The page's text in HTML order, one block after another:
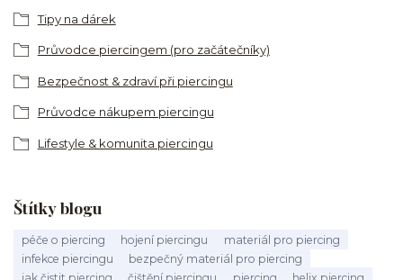
Tipy na dárek
Průvodce piercingem (pro začátečníky)
Bezpečnost & zdraví při piercingu
Průvodce nákupem piercingu
Lifestyle & komunita piercingu
Štítky blogu
péče o piercing hojení piercingu
materiál pro piercing
infekce piercingu
bezpečný materiál pro piercing
jak čistit piercing
čištění piercingu piercing
helix piercing